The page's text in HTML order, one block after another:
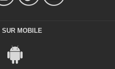
MOBILE